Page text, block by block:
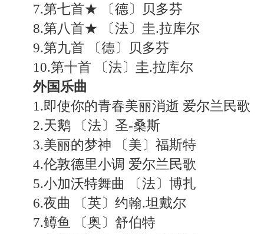
7.第七首★ 〔德〕贝多芬
8.第八首★ 〔法〕圭.拉库尔
9.第九首 〔德〕贝多芬
10.第十首 〔法〕圭.拉库尔
外国乐曲
1.即使你的青春美丽消逝 爱尔兰民歌
2.天鹅 〔法〕圣-桑斯
3.美丽的梦神 〔美〕福斯特
4.伦敦德里小调 爱尔兰民歌
5.小加沃特舞曲 〔法〕博扎
6.夜曲 〔英〕约翰.坦戴尔
7.鳟鱼 〔奥〕舒伯特